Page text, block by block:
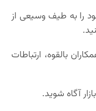
را به طیف وسیعی از
بالقوه، ارتباطات
آگاه شوید.